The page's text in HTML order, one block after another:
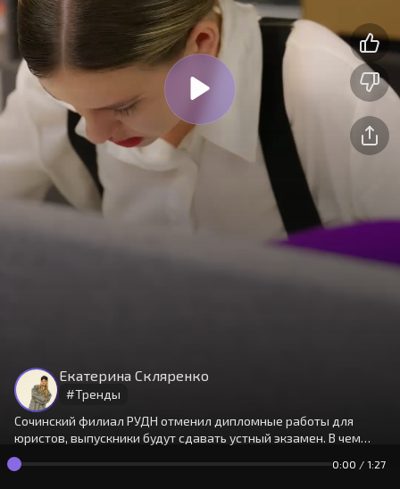
Екатерина Скляренко
#Тренды
Сочинский филиал РУДН отменил дипломные работы для
юристов, выпускники будут сдавать устный экзамен. В чем
причина, и как изменения повлияют на студентов? Объяснит
Катя.
0:00 / 1:27
Продолжая использовать сайт,
вы принимаетеусловия